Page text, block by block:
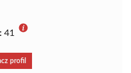
41
profil